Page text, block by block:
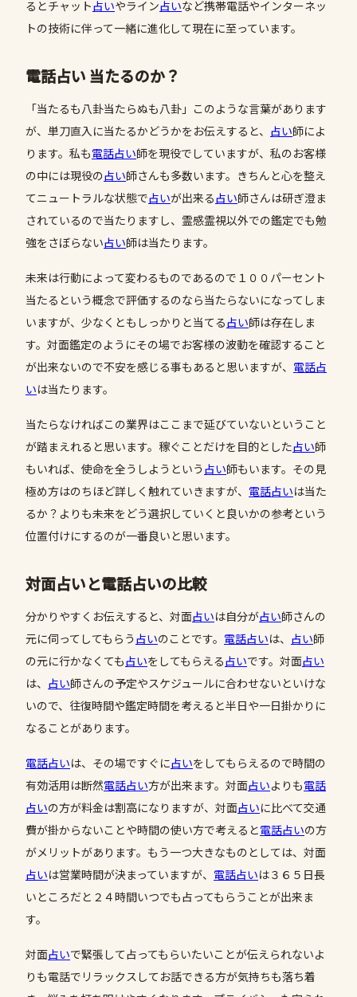
るとチャット占いやライン占いなど携帯電話やインターネッ
トの技術に伴って一緒に進化して現在に至っています。
電話占い 当たるのか？
「当たるも八卦当たらぬも八卦」このような言葉があります
が、単刀直入に当たるかどうかをお伝えすると、 占い師によ
ります。私も電話占い師を現役でしていますが、私のお客様
の中には現役の占い師さんも多数います。きちんと心を整え
てニュートラルな状態で占いが出来る占い師さんは研ぎ澄ま
されているので当たりますし、霊感霊視以外での鑑定でも勉
強をさぼらない占い師は当たります。
未来は行動によって変わるものであるので１００パーセント
当たるという概念で評価するのなら当たらないになってしま
いますが、少なくともしっかりと当てる占い師は存在しま
す。対面鑑定のようにその場でお客様の波動を確認すること
が出来ないので不安を感じる事もあると思いますが、 電話占
いは当たります。
当たらなければこの業界はここまで延びていないということ
が踏まえれると思います。稼ぐことだけを目的とした占い師
もいれば、使命を全うしようという占い師もいます。その見
極め方はのちほど詳しく触れていきますが、 電話占いは当た
るか？よりも未来をどう選択していくと良いかの参考という
位置付けにするのが一番良いと思います。
対面占いと電話占いの比較
分かりやすくお伝えすると、対面占いは自分が占い師さんの
元に伺ってしてもらう占いのことです。 電話占いは、 占い師
の元に行かなくても占いをしてもらえる占いです。対面占い
は、 占い師さんの予定やスケジュールに合わせないといけな
いので、往復時間や鑑定時間を考えると半日や一日掛かりに
なることがあります。
電話占いは、その場ですぐに占いをしてもらえるので時間の
有効活用は断然電話占い方が出来ます。対面占いよりも電話
占いの方が料金は割高になりますが、対面占いに比べて交通
費が掛からないことや時間の使い方で考えると電話占いの方
がメリットがあります。もう一つ大きなものとしては、対面
占いは営業時間が決まっていますが、 電話占いは３６５日長
いところだと２４時間いつでも占ってもらうことが出来ま
す。
対面占いで緊張して占ってもらいたいことが伝えられないよ
りも電話でリラックスしてお話できる方が気持ちも落ち着